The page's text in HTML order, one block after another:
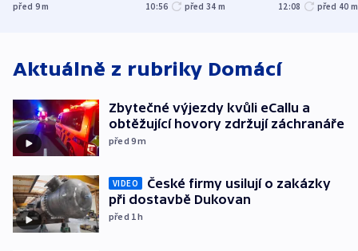
zdržují záchranáře
před 9m
jako úmyslný pokus
10:56 před 34 m
omezuje se
12:08 před 40 m
Aktuálně z rubriky Domácí
Zbytečné výjezdy kvůli eCallu a
obtěžující hovory zdržují záchranáře
před 9m
VIDEO
České firmy usilují o zakázky
při dostavbě Dukovan
před 1h